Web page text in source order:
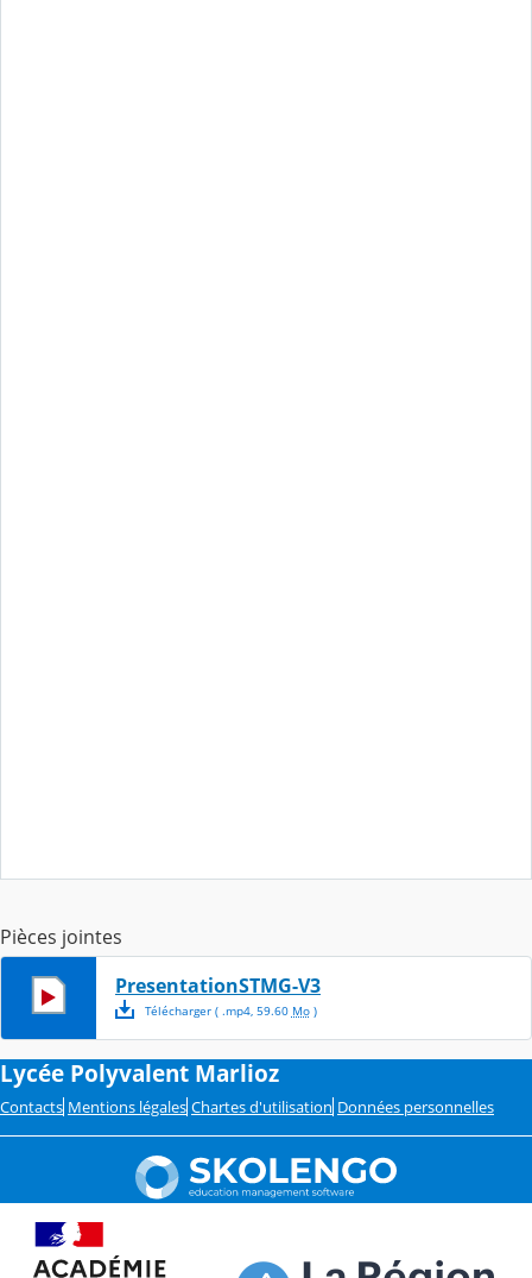
Pièces jointes
PresentationSTMG-V3
Télécharger( .mp4, 59.60 Mo)
Lycée Polyvalent Marlioz
Contacts Mentions légales Chartes d'utilisation Données personnelles